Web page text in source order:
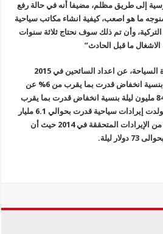
إلى طريق مظلم، مضيفا أنه في حالة رفع
ما هو اصعب، كيفية انشاء مكاتب سياحية
وأن تم ذلك سوف نحتاج ثلاثة سنوات
ما قبل الحادث”
وفي نفس السياق أعلنت وزارة السياحة، عن اعداد السائحين في 2015
وصلوا حوالي 9.3 مليون سائح بنسية انخفاض قدرت بما يقرب من 6% عن
2014 ومحققين إجمالي ليالي 84 مليون ليلة بنسية انخفاض قدرت بما يقرب
من 14% من أرقام 2014 وقد تولدت إيرادات سياحية قدرت بحوالي 6.1 مليار
دولار بانخفاض يقرب من 15% من الإيرادات المتحققة في 2014 حيث أن